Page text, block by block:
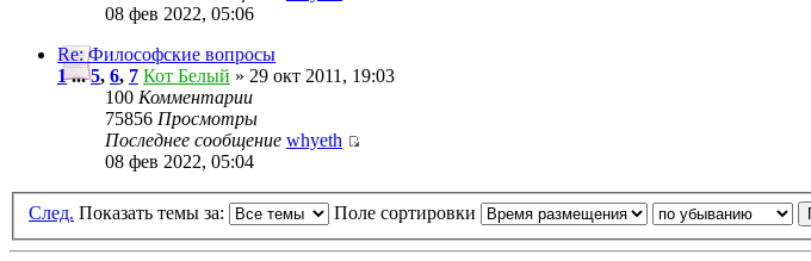
08 фев 2022, 05:06
Re: Философские вопросы
1...5, 6, 7 Кот Белый » 29 окт 2011, 19:03
100 Комментарии
75856 Просмотры
Последнее сообщение whyeth
08 фев 2022, 05:04
След. Показать темы за: Поле сортировки